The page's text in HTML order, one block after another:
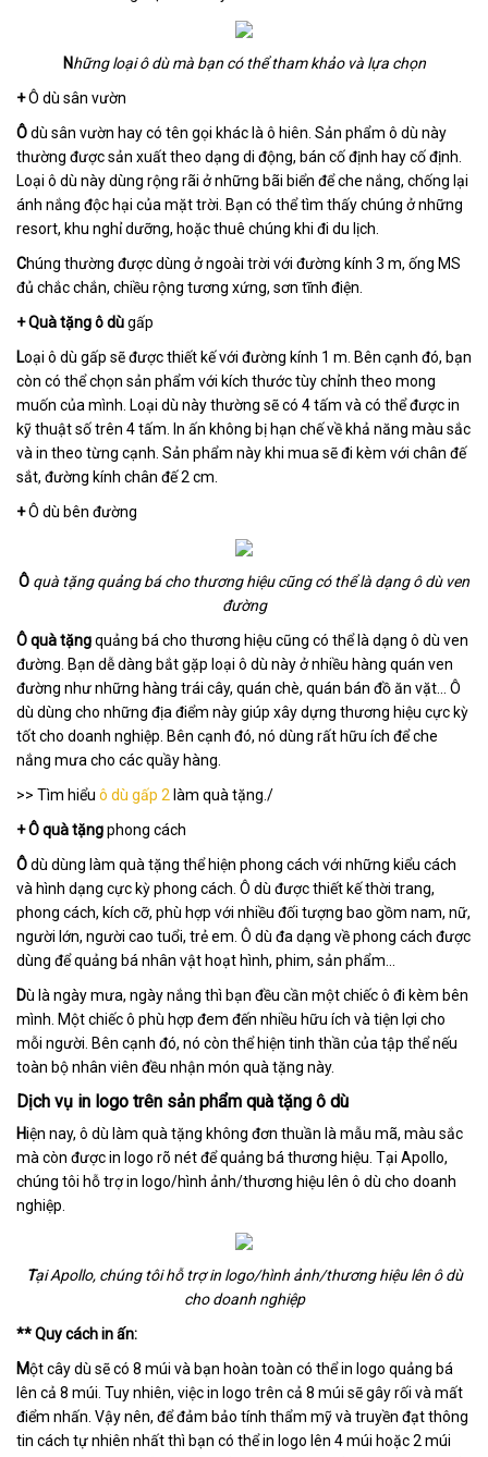
Những loại ô dù mà bạn có thể tham khảo và lựa chọn
+Ô dù sân vườn
Ôdù sân vườn hay có tên gọi khác là ô hiên. Sản phẩm ô dù này
thường được sản xuất theo dạng di động, bán cố định hay cố định.
Loại ô dù này dùng rộng rãi ở những bãi biển để che nắng, chống lại
ánh nắng độc hại của mặt trời. Bạn có thể tìm thấy chúng ở những
resort, khu nghỉ dưỡng, hoặc thuê chúng khi đi du lịch.
Chúng thường được dùng ở ngoài trời với đường kính 3 m, ống MS
đủ chắc chắn, chiều rộng tương xứng, sơn tĩnh điện.
+Quà tặng ô dùgấp
Loại ô dù gấp sẽ được thiết kế với đường kính 1 m. Bên cạnh đó, bạn
còn có thể chọn sản phẩm với kích thước tùy chỉnh theo mong
muốn của mình. Loại dù này thường sẽ có 4 tấm và có thể được in
kỹ thuật số trên 4 tấm. In ấn không bị hạn chế về khả năng màu sắc
và in theo từng cạnh. Sản phẩm này khi mua sẽ đi kèm với chân đế
sắt, đường kính chân đế 2 cm.
+Ô dù bên đường
Ô quà tặng quảng bá cho thương hiệu cũng có thể là dạng ô dù ven
đường
Ôquà tặngquảng bá cho thương hiệu cũng có thể là dạng ô dù ven
đường. Bạn dễ dàng bắt gặp loại ô dù này ở nhiều hàng quán ven
đường như những hàng trái cây, quán chè, quán bán đồ ăn vặt… Ô
dù dùng cho những địa điểm này giúp xây dựng thương hiệu cực kỳ
tốt cho doanh nghiệp. Bên cạnh đó, nó dùng rất hữu ích để che
nắng mưa cho các quầy hàng.
>> Tìm hiểu ô dù gấp 2 làm quà tặng./
+Ô quà tặngphong cách
Ôdù dùng làm quà tặng thể hiện phong cách với những kiểu cách
và hình dạng cực kỳ phong cách. Ô dù được thiết kế thời trang,
phong cách, kích cỡ, phù hợp với nhiều đối tượng bao gồm nam, nữ,
người lớn, người cao tuổi, trẻ em. Ô dù đa dạng về phong cách được
dùng để quảng bá nhân vật hoạt hình, phim, sản phẩm…
Dù là ngày mưa, ngày nắng thì bạn đều cần một chiếc ô đi kèm bên
mình. Một chiếc ô phù hợp đem đến nhiều hữu ích và tiện lợi cho
mỗi người. Bên cạnh đó, nó còn thể hiện tinh thần của tập thể nếu
toàn bộ nhân viên đều nhận món quà tặng này.
Dịch vụ in logo trên sản phẩm quà tặng ô dù
Hiện nay, ô dù làm quà tặng không đơn thuần là mẫu mã, màu sắc
mà còn được in logo rõ nét để quảng bá thương hiệu. Tại Apollo,
chúng tôi hỗ trợ in logo/hình ảnh/thương hiệu lên ô dù cho doanh
nghiệp.
Tại Apollo, chúng tôi hỗ trợ in logo/hình ảnh/thương hiệu lên ô dù
cho doanh nghiệp
** Quy cách in ấn:
Một cây dù sẽ có 8 múi và bạn hoàn toàn có thể in logo quảng bá
lên cả 8 múi. Tuy nhiên, việc in logo trên cả 8 múi sẽ gây rối và mất
điểm nhấn. Vậy nên, để đảm bảo tính thẩm mỹ và truyền đạt thông
tin cách tự nhiên nhất thì bạn có thể in logo lên 4 múi hoặc 2 múi